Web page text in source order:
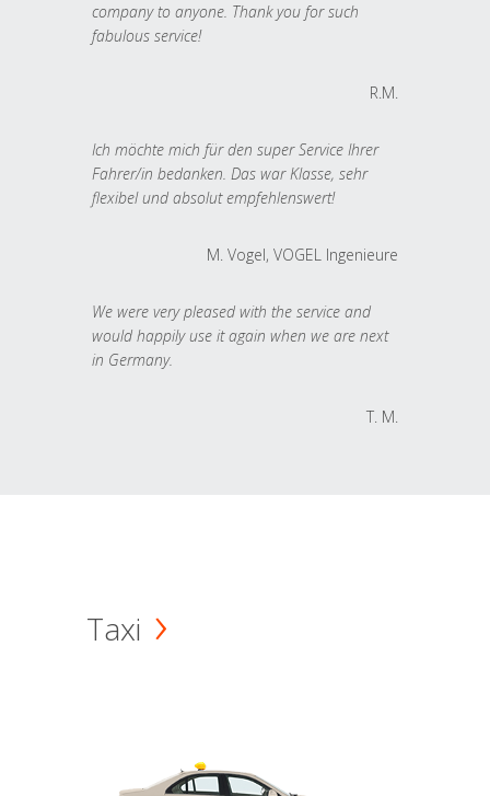
company to anyone. Thank you for such
fabulous service!
R.M.
Ich möchte mich für den super Service Ihrer
Fahrer/in bedanken. Das war Klasse, sehr
flexibel und absolut empfehlenswert!
M. Vogel, VOGEL Ingenieure
We were very pleased with the service and
would happily use it again when we are next
in Germany.
T. M.
Taxi